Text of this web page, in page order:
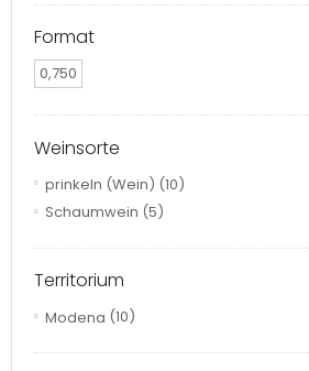
Format
0,750
Weinsorte
prinkeln (Wein) (10)
Schaumwein (5)
Territorium
Modena (10)